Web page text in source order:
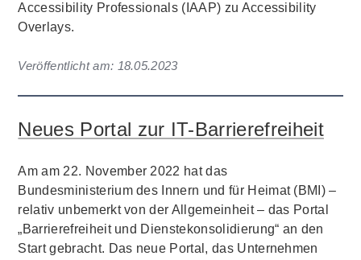
Accessibility Professionals (IAAP) zu Accessibility
Overlays.
Veröffentlicht am: 18.05.2023
Neues Portal zur IT-Barrierefreiheit
Am am 22. November 2022 hat das
Bundesministerium des Innern und für Heimat (BMI) –
relativ unbemerkt von der Allgemeinheit – das Portal
„Barrierefreiheit und Dienstekonsolidierung“ an den
Start gebracht. Das neue Portal, das Unternehmen